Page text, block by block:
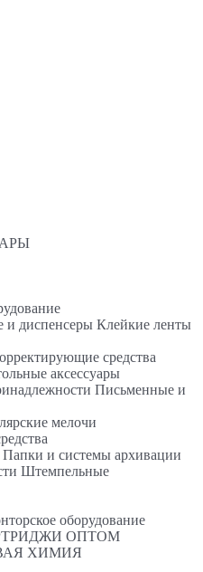
Клейкие ленты
средства
аксессуары
Письменные и
мелочи
Папки и системы архивации
Штемпельные
оборудование
ОПТОМ
ХИМИЯ